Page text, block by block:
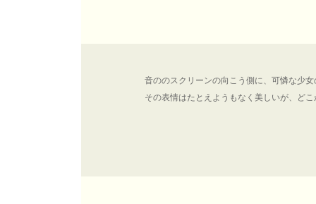
音ののスクリーンの向こう側に、可憐な少
その表情はたとえようもなく美しいが、ど